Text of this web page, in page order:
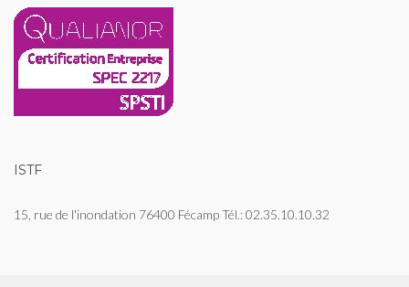
ISTF
15, rue de l'inondation 76400 Fécamp Tél.: 02.35.10.10.32